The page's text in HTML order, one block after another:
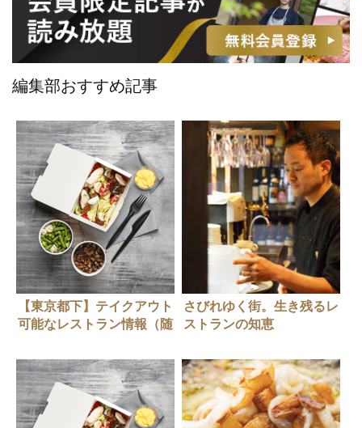
編集部おすすめ記事
【東京都下】テイクアウト
可能なレストラン情報（随
さびれゆく街。生き残るレ
ストランの知恵